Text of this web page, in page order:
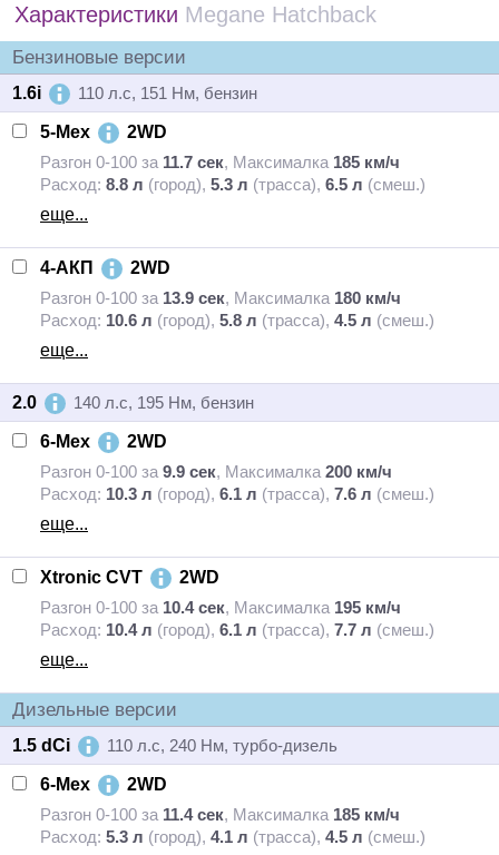
Характеристики Megane Hatchback
Бензиновые версии
1.6i 110 л.с, 151 Нм, бензин
5-Мех
2WD
Разгон 0-100 за 11.7 сек, Максималка 185 км/ч
Расход: 8.8 л (город), 5.3 л (трасса), 6.5 л (смеш.)
еще...
4-АКП
2WD
Разгон 0-100 за 13.9 сек, Максималка 180 км/ч
Расход: 10.6 л (город), 5.8 л (трасса), 4.5 л (смеш.)
еще...
2.0 140 л.с, 195 Нм, бензин
6-Мех
2WD
Разгон 0-100 за 9.9 сек, Максималка 200 км/ч
Расход: 10.3 л (город), 6.1 л (трасса), 7.6 л (смеш.)
еще...
Xtronic CVT
2WD
Разгон 0-100 за 10.4 сек, Максималка 195 км/ч
Расход: 10.4 л (город), 6.1 л (трасса), 7.7 л (смеш.)
еще...
Дизельные версии
1.5 dCi 110 л.с, 240 Нм, турбо-дизель
6-Мех
2WD
Разгон 0-100 за 11.4 сек, Максималка 185 км/ч
Расход: 5.3 л (город), 4.1 л (трасса), 4.5 л (смеш.)